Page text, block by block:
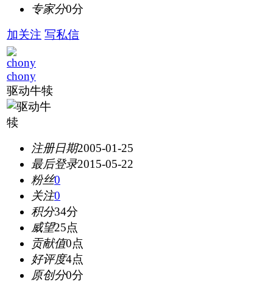
专家分0分
加关注 写私信
chony
驱动牛犊
注册日期2005-01-25
最后登录2015-05-22
粉丝0
关注0
积分34分
威望25点
贡献值0点
好评度4点
原创分0分